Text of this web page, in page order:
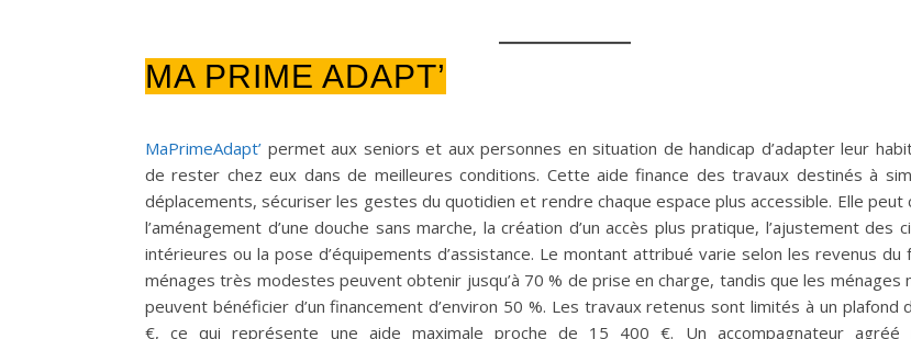
MA PRIME ADAPT’
MaPrimeAdapt’ permet aux seniors et aux personnes en situation de handicap d’adapter leur
de rester chez eux dans de meilleures conditions. Cette aide finance des travaux destinés à
déplacements, sécuriser les gestes du quotidien et rendre chaque espace plus accessible. Elle peut
l’aménagement d’une douche sans marche, la création d’un accès plus pratique, l’ajustement des
intérieures ou la pose d’équipements d’assistance. Le montant attribué varie selon les revenus du
ménages très modestes peuvent obtenir jusqu’à 70 % de prise en charge, tandis que les ménages
peuvent bénéficier d’un financement d’environ 50 %. Les travaux retenus sont limités à un plafond
€, ce qui représente une aide maximale proche de 15 400 €. Un accompagnateur agréé